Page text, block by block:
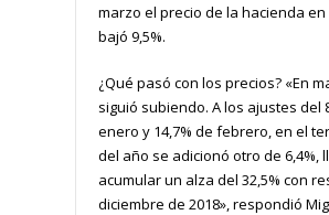
marzo el precio de la hacienda
bajó 9,5%.
¿Qué pasó con los precios? «En
siguió subiendo. A los ajustes del
enero y 14,7% de febrero, en el
del año se adicionó otro de 6,4%,
acumular un alza del 32,5% con
diciembre de 2018», respondió